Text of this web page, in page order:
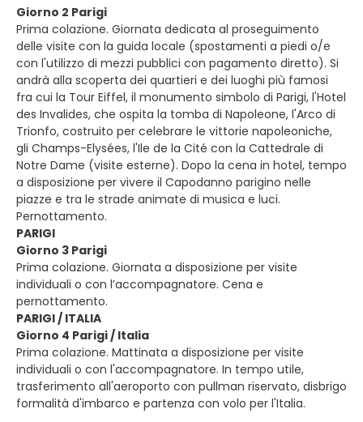
Giorno 2 Parigi
Prima colazione. Giornata dedicata al proseguimento
delle visite con la guida locale (spostamenti a piedi o/e
con l'utilizzo di mezzi pubblici con pagamento diretto). Si
andrà alla scoperta dei quartieri e dei luoghi più famosi
fra cui la Tour Eiffel, il monumento simbolo di Parigi, l'Hotel
des Invalides, che ospita la tomba di Napoleone, l'Arco di
Trionfo, costruito per celebrare le vittorie napoleoniche,
gli Champs-Elysées, l'Ile de la Cité con la Cattedrale di
Notre Dame (visite esterne). Dopo la cena in hotel, tempo
a disposizione per vivere il Capodanno parigino nelle
piazze e tra le strade animate di musica e luci.
Pernottamento.
PARIGI
Giorno 3 Parigi
Prima colazione. Giornata a disposizione per visite
individuali o con l’accompagnatore. Cena e
pernottamento.
PARIGI / ITALIA
Giorno 4 Parigi / Italia
Prima colazione. Mattinata a disposizione per visite
individuali o con l'accompagnatore. In tempo utile,
trasferimento all'aeroporto con pullman riservato, disbrigo
formalità d'imbarco e partenza con volo per l'Italia.